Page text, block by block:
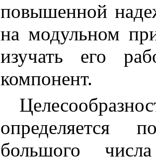
повышенной
на модульном
изучать его
компонент.
определяется
большого